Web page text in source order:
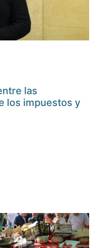
las
los impuestos y